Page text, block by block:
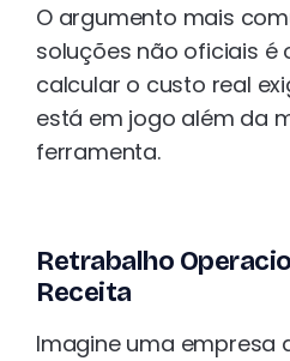
O argumento mais
soluções não oficiais é
calcular o custo real
está em jogo além da
ferramenta.
Retrabalho
Receita
Imagine uma empresa